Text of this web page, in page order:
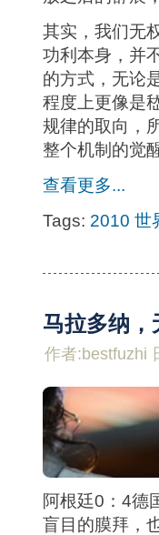
其实，我们无
功利本身，并
的方式，无论
程度上更像是
规律的取向，
整个机制的觉
查看更多...
Tags: 2010 世
马拉多纳，
作者:bestfuzhi
阿根廷0：4德
盲目的膜拜，